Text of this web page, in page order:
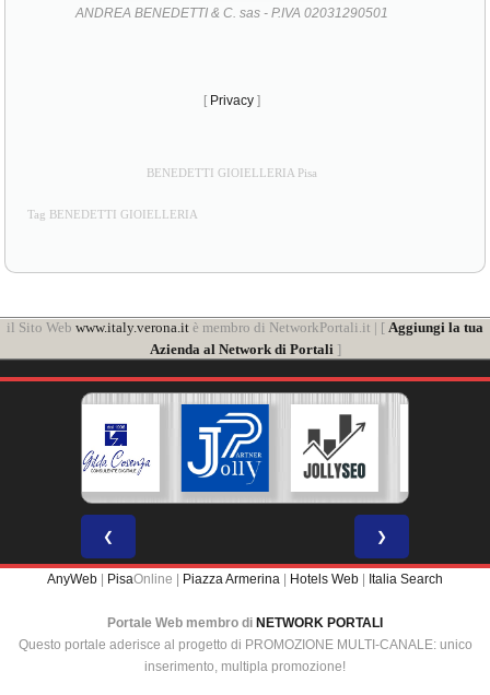
SERVIZI
il Sito Webwww.italy.verona.itè membro di NetworkPortali.it | [Aggiungi la tua
Azienda al Network di Portali]
❮ ❯
PisaOnline | Piazza Armerina |Hotels Web| Italia Search
Portale Web membro diNETWORK PORTALI